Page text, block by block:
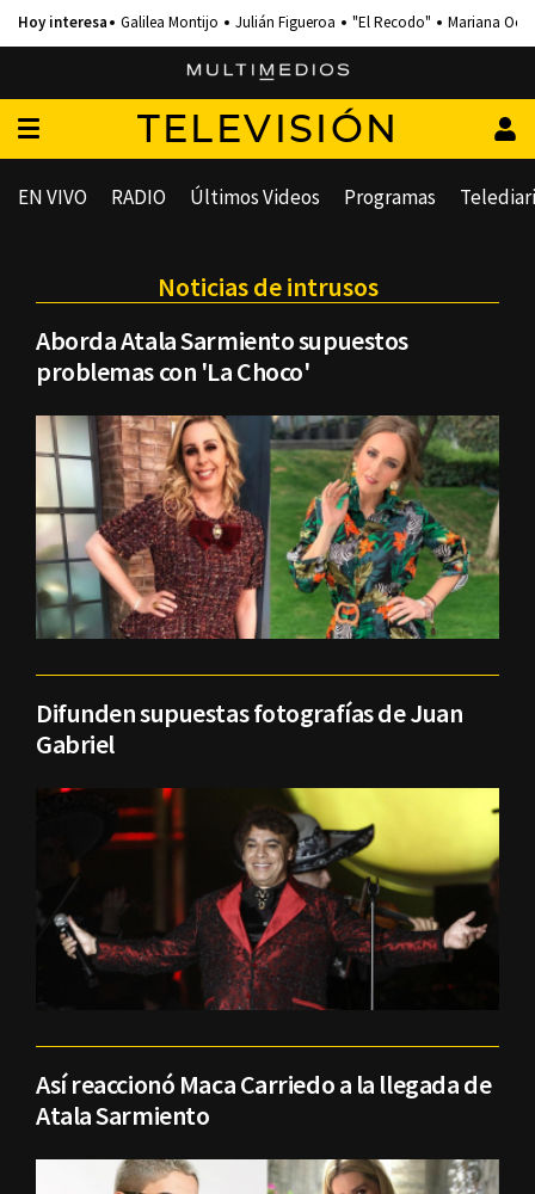
Galilea Montijo Julián Figueroa "El Recodo" Mariana
TELEVISIÓN
EN VIVO RADIO Últimos Videos Programas
Noticias de intrusos
Aborda Atala Sarmiento supuestos
problemas con 'La Choco'
Difunden supuestas fotografías de Juan
Gabriel
Así reaccionó Maca Carriedo a la llegada de
Atala Sarmiento